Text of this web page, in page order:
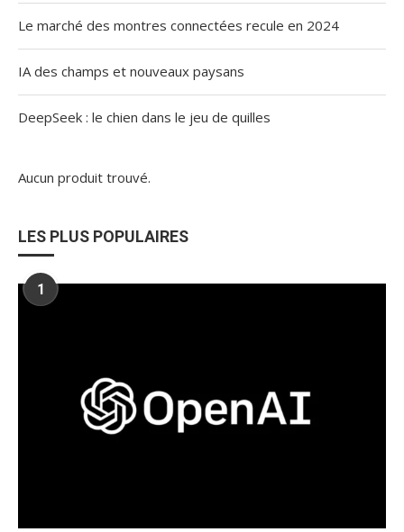
Le marché des montres connectées recule en 2024
IA des champs et nouveaux paysans
DeepSeek : le chien dans le jeu de quilles
Aucun produit trouvé.
LES PLUS POPULAIRES
1